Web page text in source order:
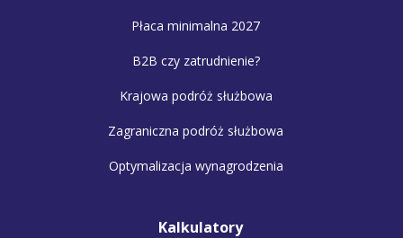
Płaca minimalna 2027
B2B czy zatrudnienie?
Krajowa podróż służbowa
Zagraniczna podróż służbowa
Optymalizacja wynagrodzenia
Kalkulatory